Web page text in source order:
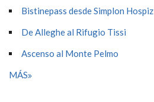
Bistinepass desde Simplon Hospiz
De Alleghe al Rifugio Tissi
Ascenso al Monte Pelmo
MÁS